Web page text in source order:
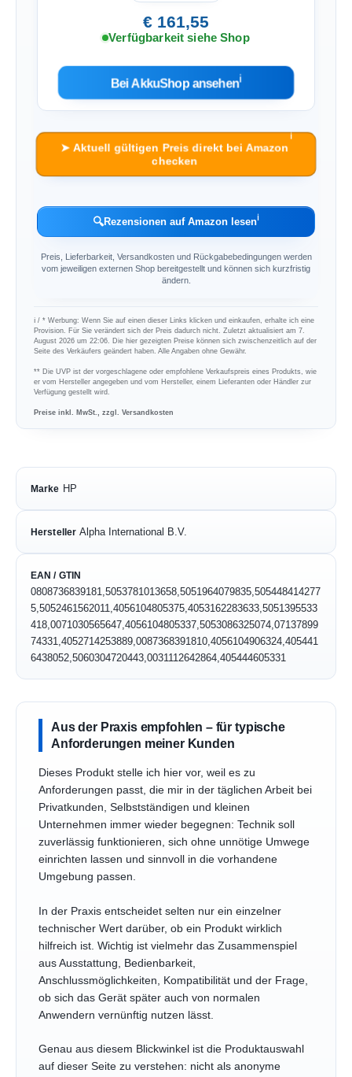
€ 161,55
Verfügbarkeit siehe Shop
Bei AkkuShop ansehenℹ︎
➤ Aktuell gültigen Preis direkt bei Amazon
checken
ℹ︎
🔍Rezensionen auf Amazon lesenℹ︎
Preis, Lieferbarkeit, Versandkosten und Rückgabebedingungen werden
vom jeweiligen externen Shop bereitgestellt und können sich kurzfristig
ändern.
ℹ︎ / * Werbung: Wenn Sie auf einen dieser Links klicken und einkaufen, erhalte ich eine
Provision. Für Sie verändert sich der Preis dadurch nicht. Zuletzt aktualisiert am 7.
August 2026 um 22:06. Die hier gezeigten Preise können sich zwischenzeitlich auf der
Seite des Verkäufers geändert haben. Alle Angaben ohne Gewähr.
** Die UVP ist der vorgeschlagene oder empfohlene Verkaufspreis eines Produkts, wie
er vom Hersteller angegeben und vom Hersteller, einem Lieferanten oder Händler zur
Verfügung gestellt wird.
Preise inkl. MwSt., zzgl. Versandkosten
Marke HP
Hersteller Alpha International B.V.
EAN / GTIN
0808736839181,5053781013658,5051964079835,505448414277
5,5052461562011,4056104805375,4053162283633,5051395533
418,0071030565647,4056104805337,5053086325074,07137899
74331,4052714253889,0087368391810,4056104906324,405441
6438052,5060304720443,0031112642864,405444605331
Aus der Praxis empfohlen – für typische
Anforderungen meiner Kunden
Dieses Produkt stelle ich hier vor, weil es zu
Anforderungen passt, die mir in der täglichen Arbeit bei
Privatkunden, Selbstständigen und kleinen
Unternehmen immer wieder begegnen: Technik soll
zuverlässig funktionieren, sich ohne unnötige Umwege
einrichten lassen und sinnvoll in die vorhandene
Umgebung passen.
In der Praxis entscheidet selten nur ein einzelner
technischer Wert darüber, ob ein Produkt wirklich
hilfreich ist. Wichtig ist vielmehr das Zusammenspiel
aus Ausstattung, Bedienbarkeit,
Anschlussmöglichkeiten, Kompatibilität und der Frage,
ob sich das Gerät später auch von normalen
Anwendern vernünftig nutzen lässt.
Genau aus diesem Blickwinkel ist die Produktauswahl
auf dieser Seite zu verstehen: nicht als anonyme